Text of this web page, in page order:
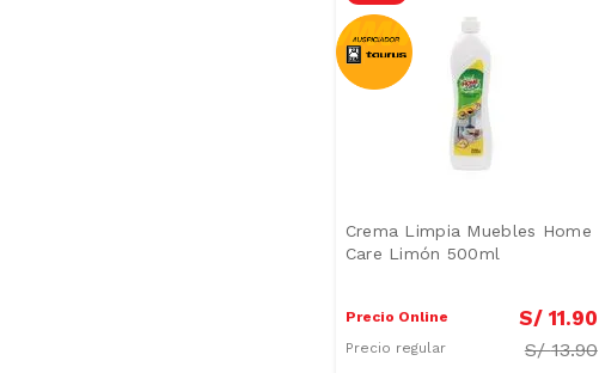
Crema Limpia Muebles Home
Care Limón 500ml
Precio Online S/ 11.90
Precio regular S/13.90